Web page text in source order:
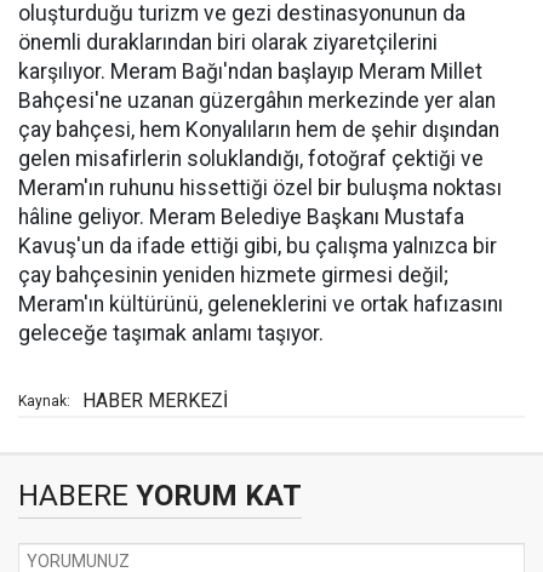
oluşturduğu turizm ve gezi destinasyonunun da
önemli duraklarından biri olarak ziyaretçilerini
karşılıyor. Meram Bağı'ndan başlayıp Meram Millet
Bahçesi'ne uzanan güzergâhın merkezinde yer alan
çay bahçesi, hem Konyalıların hem de şehir dışından
gelen misafirlerin soluklandığı, fotoğraf çektiği ve
Meram'ın ruhunu hissettiği özel bir buluşma noktası
hâline geliyor. Meram Belediye Başkanı Mustafa
Kavuş'un da ifade ettiği gibi, bu çalışma yalnızca bir
çay bahçesinin yeniden hizmete girmesi değil;
Meram'ın kültürünü, geleneklerini ve ortak hafızasını
geleceğe taşımak anlamı taşıyor.
Kaynak: HABER MERKEZİ
HABERE YORUM KAT